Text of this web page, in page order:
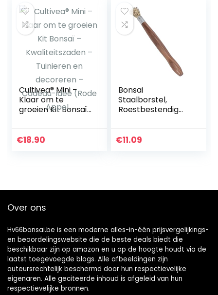
Cultivea® Mini –
Klaar om te
groeien Kit Bonsaï
decoreren –
€18.90
Bonsai
Staalborstel,
Roestbestendig
chap Veilig voor
€11.09
Over ons
Hv66bonsai.be is een moderne alles-in-één prijsvergelijkings-
en beoordelingswebsite die de beste deals biedt die
beschikbaar zijn op amazon en u op de hoogte houdt via de
laatst toegevoegde blogs. Alle afbeeldingen zijn
auteursrechtelijk beschermd door hun respectievelijke
eigenaren. Alle geciteerde inhoud is afgeleid van hun
respectievelijke bronnen.